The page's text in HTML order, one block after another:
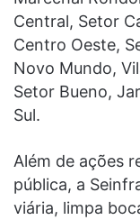
Central, Setor
Centro Oeste,
Novo Mundo,
Setor Bueno,
Sul.
Além de ações
pública, a
viária, limpa